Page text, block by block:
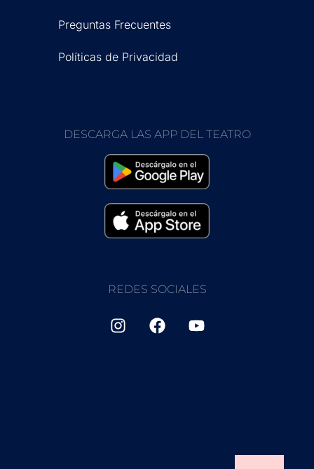
Preguntas Frecuentes
Políticas de Privacidad
DESCARGA LAS APP DEL TEATRO
REDES SOCIALES